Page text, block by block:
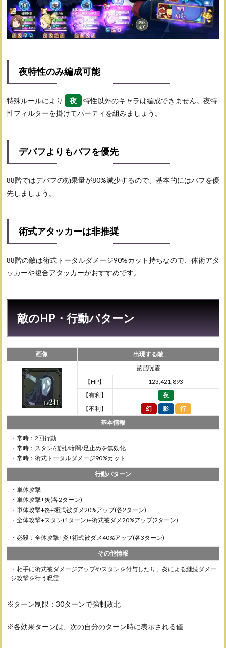
夜特性のみ編成可能
特殊ルールにより 夜
特性以外のキャラは編成できません。夜特
性フィルターを掛けてパーティを組みましょう。
デバフよりもバフを優先
88階ではデバフの効果量が80%減少するので、基本的にはバフを優
先しましょう。
術式アタッカーは非推奨
88階の敵は術式トータルダメージ90%カット持ちなので、体術アタ
ッカーや複合アタッカーがおすすめです。
敵のHP・行動パターン
画像
出現する敵
琵琶呪霊
【HP】
123,421,893
【有利】
夜
【不利】
幻 影
行
基本情報
・常時：2回行動
・常時：スタン/撹乱/暗闇/足止めを無効化
・常時：術式トータルダメージ90%カット
行動パターン
・単体攻撃
・単体攻撃+炎(各2ターン)
・単体攻撃+炎+術式被ダメ20%アップ(各2ターン)
・全体攻撃+スタン(1ターン)+術式被ダメ20%アップ(2ターン)
・必殺：全体攻撃+炎+術式被ダメ40%アップ(各3ターン)
その他情報
・相手に術式被ダメージアップやスタンを付与したり、炎による継続ダメー
ジ攻撃を行う呪霊
※ターン制限：30ターンで強制敗北
※各効果ターンは、次の自分のターン時に表示される値